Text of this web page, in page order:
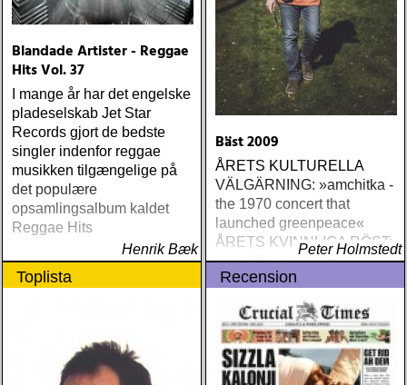
Blandade Artister - Reggae
Hits Vol. 37
I mange år har det engelske
pladeselskab Jet Star
Records gjort de bedste
singler indenfor reggae
musikken tilgængelige på
det populære
opsamlingsalbum kaldet
Reggae Hits
Henrik Bæk
Bäst 2009
ÅRETS KULTURELLA
VÄLGÄRNING: »amchitka -
the 1970 concert that
launched greenpeace«
ÅRETS KVINNLIGA RÖST:
amy allison : sheffield
streets (urban myth)
ÅRETS SKILSMÄSSA:
amy speace : the killer in
me (wildflower) ÅRETS
WILLIE NELSON; bob
cheevers : tall texas tales
Peter Holmstedt
Toplista Recension